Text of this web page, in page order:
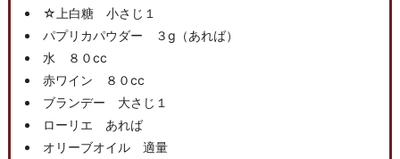
☆上白糖 小さじ１
パプリカパウダー ３g（あれば）
水 ８０cc
赤ワイン ８０cc
ブランデー 大さじ１
ローリエ あれば
オリーブオイル 適量